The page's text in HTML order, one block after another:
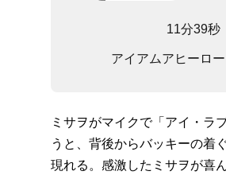
11分39秒
アイアムアヒーロ
ミサヲがマイクで「アイ・ラ
うと、背後からバッキーの着
現れる。感激したミサヲが喜